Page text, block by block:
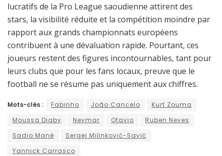
lucratifs de la Pro League saoudienne attirent des
stars, la visibilité réduite et la compétition moindre par
rapport aux grands championnats européens
contribuent à une dévaluation rapide. Pourtant, ces
joueurs restent des figures incontournables, tant pour
leurs clubs que pour les fans locaux, preuve que le
football ne se résume pas uniquement aux chiffres.
Mots-clés : Fabinho João Cancelo
Kurt Zouma
Moussa Diaby
Neymar Otavio
Ruben Neves
Sadio Mané
Sergej Milinković-Savić
Yannick Carrasco